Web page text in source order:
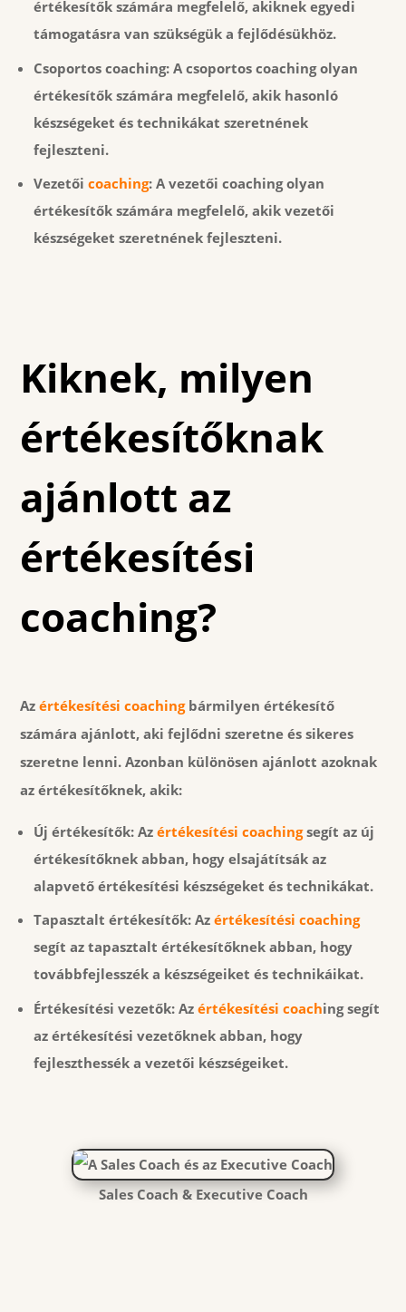
értékesítők számára megfelelő, akiknek egyedi
támogatásra van szükségük a fejlődésükhöz.
Csoportos coaching: A csoportos coaching olyan
értékesítők számára megfelelő, akik hasonló
készségeket és technikákat szeretnének
fejleszteni.
Vezetőicoaching: A vezetői coaching olyan
értékesítők számára megfelelő, akik vezetői
készségeket szeretnének fejleszteni.
Kiknek, milyen
értékesítőknak
ajánlott az
értékesítési
coaching?
Azértékesítési coachingbármilyen értékesítő
számára ajánlott, aki fejlődni szeretne és sikeres
szeretne lenni. Azonban különösen ajánlott azoknak
az értékesítőknek, akik:
Új értékesítők: Azértékesítési coachingsegít az új
értékesítőknek abban, hogy elsajátítsák az
alapvető értékesítési készségeket és technikákat.
Tapasztalt értékesítők: Azértékesítési coaching
segít az tapasztalt értékesítőknek abban, hogy
továbbfejlesszék a készségeiket és technikáikat.
Értékesítési vezetők: Azértékesítési coaching segít
az értékesítési vezetőknek abban, hogy
fejleszthessék a vezetői készségeiket.
Sales Coach & Executive Coach